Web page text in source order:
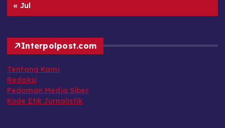
« Jul
Interpolpost.com
Tentang Kami
Redaksi
Pedoman Media Siber
Kode Etik Jurnalistik